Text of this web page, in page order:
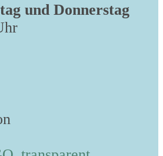
und Donnerstag